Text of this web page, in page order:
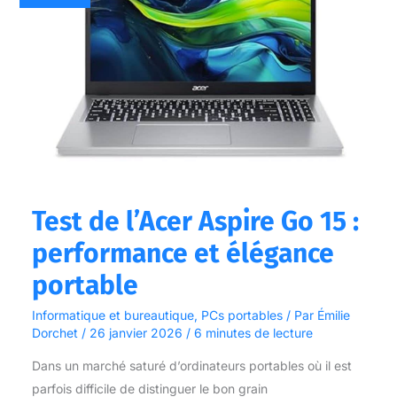
Test de l’Acer Aspire Go 15 :
performance et élégance
portable
Informatique et bureautique, PCs portables/ Par Émilie
Dorchet / 26 janvier 2026 / 6 minutes de lecture
Dans un marché saturé d’ordinateurs portables où il est
parfois difficile de distinguer le bon grain
performance
élégance